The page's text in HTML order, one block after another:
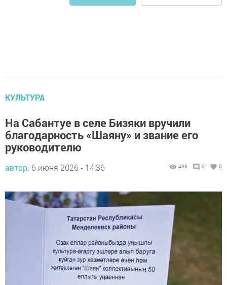
КУЛЬТУРА
На Сабантуе в селе Бизяки вручили
благодарность «Шаяну» и звание его
руководителю
автор, 6 июня 2026 - 14:36 498 0 0